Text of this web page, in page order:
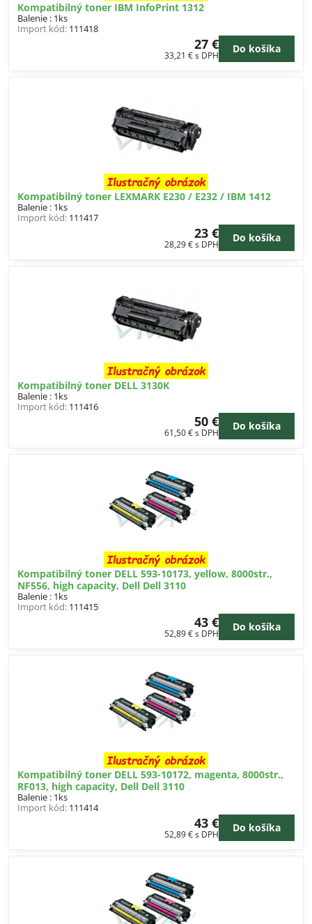
Kompatibilný toner IBM InfoPrint 1312
Balenie : 1ks
Import kód: 111418
27 €
33,21 €s DPH
Do košíka
Kompatibilný toner LEXMARK E230 / E232 / IBM 1412
Balenie : 1ks
Import kód: 111417
23 €
28,29 €s DPH
Do košíka
Kompatibilný toner DELL 3130K
Balenie : 1ks
Import kód: 111416
50 €
61,50 €s DPH
Do košíka
Kompatibilný toner DELL 593-10173, yellow, 8000str.,
NF556, high capacity, Dell Dell 3110
Balenie : 1ks
Import kód: 111415
43 €
52,89 €s DPH
Do košíka
Kompatibilný toner DELL 593-10172, magenta, 8000str.,
RF013, high capacity, Dell Dell 3110
Balenie : 1ks
Import kód: 111414
43 €
52,89 €s DPH
Do košíka